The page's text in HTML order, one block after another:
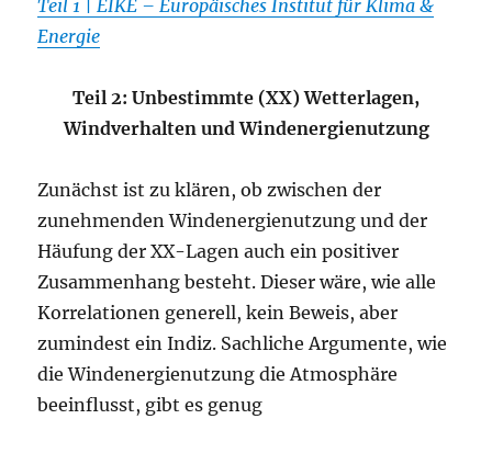
Teil 1 | EIKE – Europäisches Institut für Klima &
Energie
Teil 2: Unbestimmte (XX) Wetterlagen,
Windverhalten und Windenergienutzung
Zunächst ist zu klären, ob zwischen der
zunehmenden Windenergienutzung und der
Häufung der XX-Lagen auch ein positiver
Zusammenhang besteht. Dieser wäre, wie alle
Korrelationen generell, kein Beweis, aber
zumindest ein Indiz. Sachliche Argumente, wie
die Windenergienutzung die Atmosphäre
beeinflusst, gibt es genug